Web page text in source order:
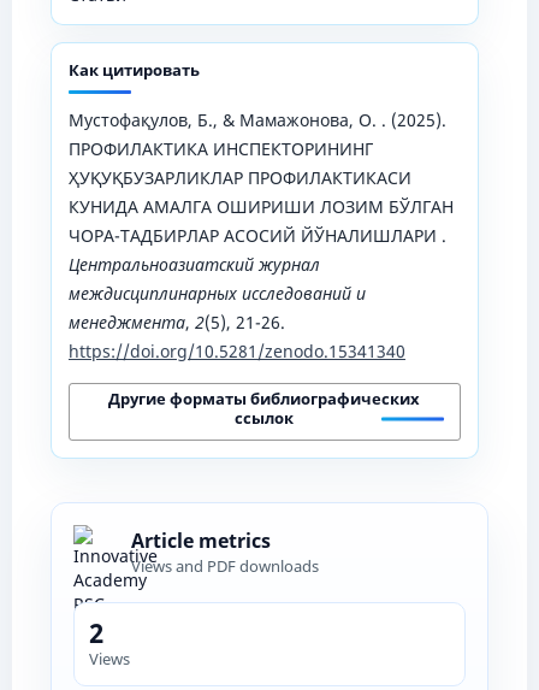
Как цитировать
Мустофақулов, Б., & Мамажонова, О. . (2025).
ПРОФИЛАКТИКА ИНСПЕКТОРИНИНГ
ҲУҚУҚБУЗАРЛИКЛАР ПРОФИЛАКТИКАСИ
КУНИДА АМАЛГА ОШИРИШИ ЛОЗИМ БЎЛГАН
ЧОРА-ТАДБИРЛАР АСОСИЙ ЙЎНАЛИШЛАРИ .
Центральноазиатский журнал
междисциплинарных исследований и
менеджмента, 2(5), 21-26.
https://doi.org/10.5281/zenodo.15341340
Другие форматы библиографических
ссылок
Article metrics
Views and PDF downloads
2
Views